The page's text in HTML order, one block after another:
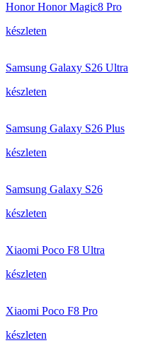
Honor Honor Magic8 Pro
készleten
Samsung Galaxy S26 Ultra
készleten
Samsung Galaxy S26 Plus
készleten
Samsung Galaxy S26
készleten
Xiaomi Poco F8 Ultra
készleten
Xiaomi Poco F8 Pro
készleten